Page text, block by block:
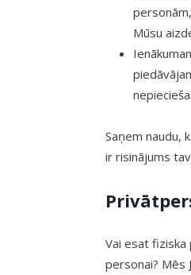
Mūsu
Saņem naudu,
ir risinājums
Vai esat fiziska
personai? Mēs